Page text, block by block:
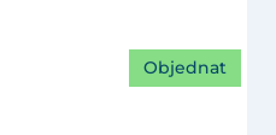
Objednat